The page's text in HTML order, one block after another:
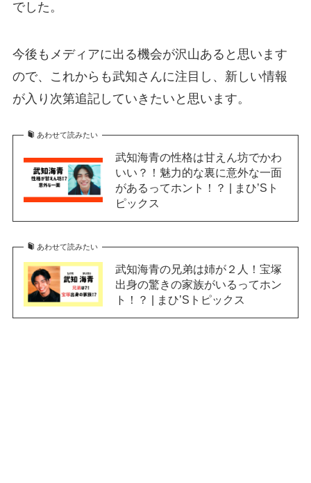
でした。
今後もメディアに出る機会が沢山あると思います
ので、これからも武知さんに注目し、新しい情報
が入り次第追記していきたいと思います。
あわせて読みたい
武知海青の性格は甘えん坊でかわ
いい？！魅力的な裏に意外な一面
があるってホント！？ | まひ’Sト
ピックス
あわせて読みたい
武知海青の兄弟は姉が２人！宝塚
出身の驚きの家族がいるってホン
ト！？ | まひ’Sトピックス